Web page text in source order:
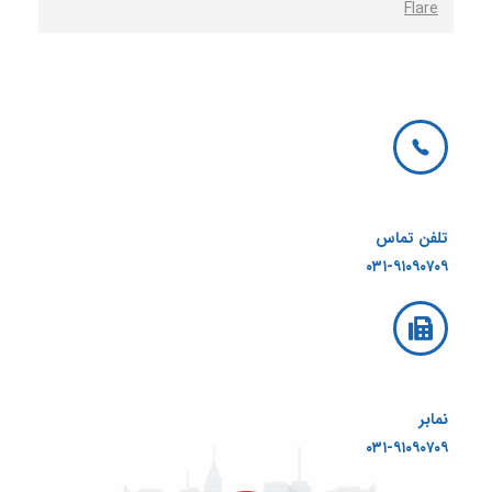
Flare
تلفن تماس
۰۳۱-۹۱۰۹۰۷۰۹
نمابر
۰۳۱-۹۱۰۹۰۷۰۹